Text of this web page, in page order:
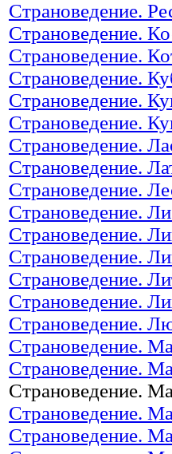
Страноведение.
Страноведение.
Страноведение.
Страноведение.
Страноведение.
Страноведение.
Страноведение.
Страноведение.
Страноведение.
Страноведение.
Страноведение.
Страноведение.
Страноведение.
Страноведение.
Страноведение.
Страноведение.
Страноведение.
Страноведение.
Страноведение.
Страноведение.